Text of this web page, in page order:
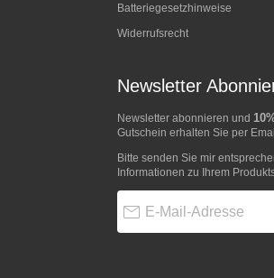
Batteriegesetzhinweise
Widerrufsrecht
Newsletter
Newsletter abonnieren und
Gutschein erhalten Sie per
Bitte senden Sie mir
Informationen zu Ihrem